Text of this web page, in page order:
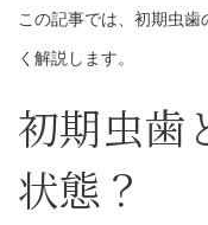
この記事では、初期虫
く解説します。
初期虫歯
状態？